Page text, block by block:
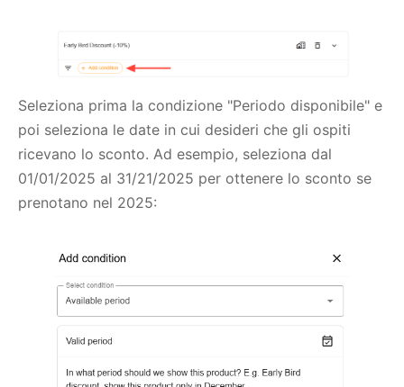
Seleziona prima la condizione "Periodo disponibile" e
poi seleziona le date in cui desideri che gli ospiti
ricevano lo sconto. Ad esempio, seleziona dal
01/01/2025 al 31/21/2025 per ottenere lo sconto se
prenotano nel 2025: